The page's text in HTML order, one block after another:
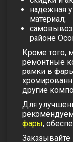
надежная
материал;
самовывоз
районе
Кроме того,
ремонтные
рамки в
другие
Для
фары,
Заказывайте